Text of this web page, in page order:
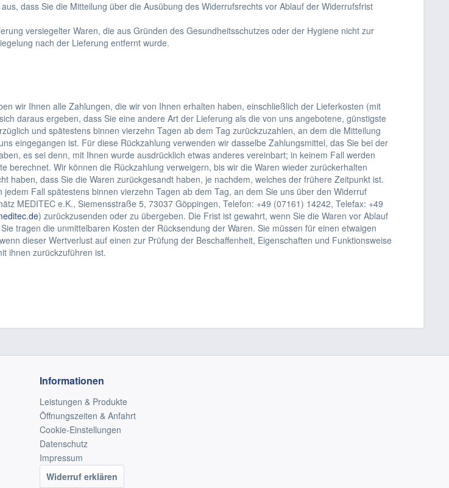
dass Sie die Mitteilung über die Ausübung des Widerrufsrechts vor Ablauf der Widerrufsfrist
versiegelter Waren, die aus Gründen des Gesundheitsschutzes oder der Hygiene nicht zur
nach der Lieferung entfernt wurde.
wir Ihnen alle Zahlungen, die wir von Ihnen erhalten haben, einschließlich der Lieferkosten (mit
daraus ergeben, dass Sie eine andere Art der Lieferung als die von uns angebotene, günstigste
und spätestens binnen vierzehn Tagen ab dem Tag zurückzuzahlen, an dem die Mitteilung
eingegangen ist. Für diese Rückzahlung verwenden wir dasselbe Zahlungsmittel, das Sie bei der
es sei denn, mit Ihnen wurde ausdrücklich etwas anderes vereinbart; in keinem Fall werden
berechnet. Wir können die Rückzahlung verweigern, bis wir die Waren wieder zurückerhalten
haben, dass Sie die Waren zurückgesandt haben, je nachdem, welches der frühere Zeitpunkt ist.
Fall spätestens binnen vierzehn Tagen ab dem Tag, an dem Sie uns über den Widerruf
MEDITEC e.K., Siemensstraße 5, 73037 Göppingen, Telefon: +49 (07161) 14242, Telefax: +49
) zurückzusenden oder zu übergeben. Die Frist ist gewahrt, wenn Sie die Waren vor Ablauf
tragen die unmittelbaren Kosten der Rücksendung der Waren. Sie müssen für einen etwaigen
dieser Wertverlust auf einen zur Prüfung der Beschaffenheit, Eigenschaften und Funktionsweise
ihnen zurückzuführen ist.
Informationen
Leistungen & Produkte
Öffnungszeiten & Anfahrt
Cookie-Einstellungen
Datenschutz
Impressum
Widerruf erklären